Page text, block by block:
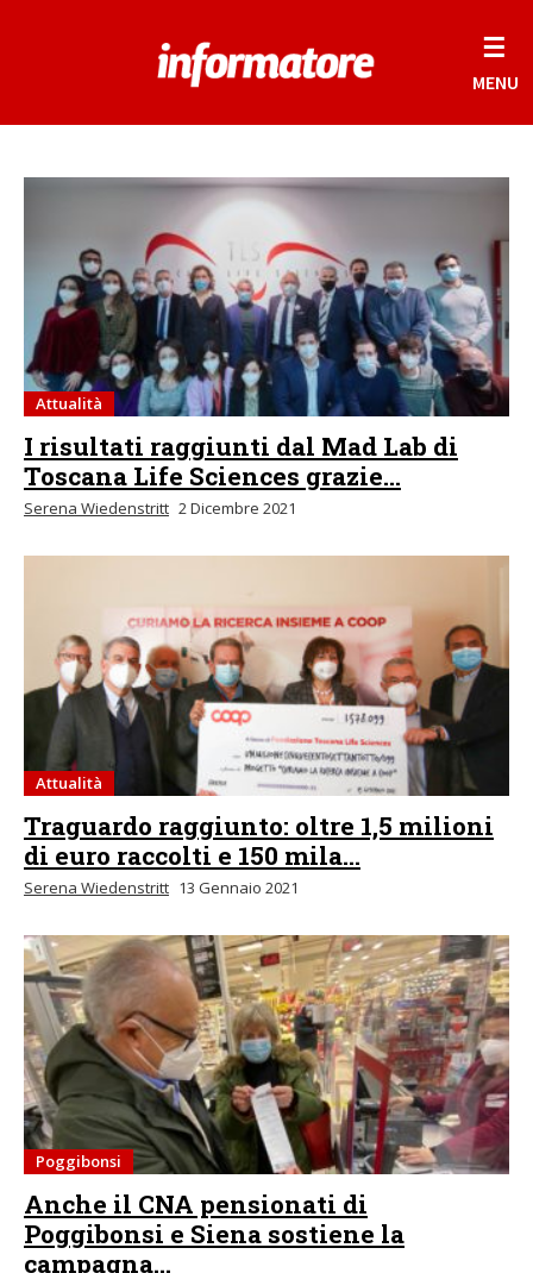
☰
MENU
Attualità
I risultati raggiunti dal Mad Lab di
Toscana Life Sciences grazie...
Serena Wiedenstritt 2 Dicembre 2021
Attualità
Traguardo raggiunto: oltre 1,5 milioni
di euro raccolti e 150 mila...
Serena Wiedenstritt 13 Gennaio 2021
Poggibonsi
Anche il CNA pensionati di
Poggibonsi e Siena sostiene la
campagna...